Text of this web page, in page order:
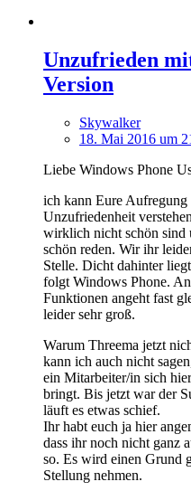
Unzufrieden
Version
Skywalker
18. Mai 2016 um
Liebe Windows Phone
ich kann Eure Aufregung
Unzufriedenheit
wirklich nicht schön sind
schön reden. Wir ihr
Stelle. Dicht dahinter
folgt Windows Phone.
Funktionen angeht fast
leider sehr groß.
Warum Threema jetzt
kann ich auch nicht
ein Mitarbeiter/in sich
bringt. Bis jetzt war der
läuft es etwas schief.
Ihr habt euch ja hier
dass ihr noch nicht ganz
so. Es wird einen Grund
Stellung nehmen.